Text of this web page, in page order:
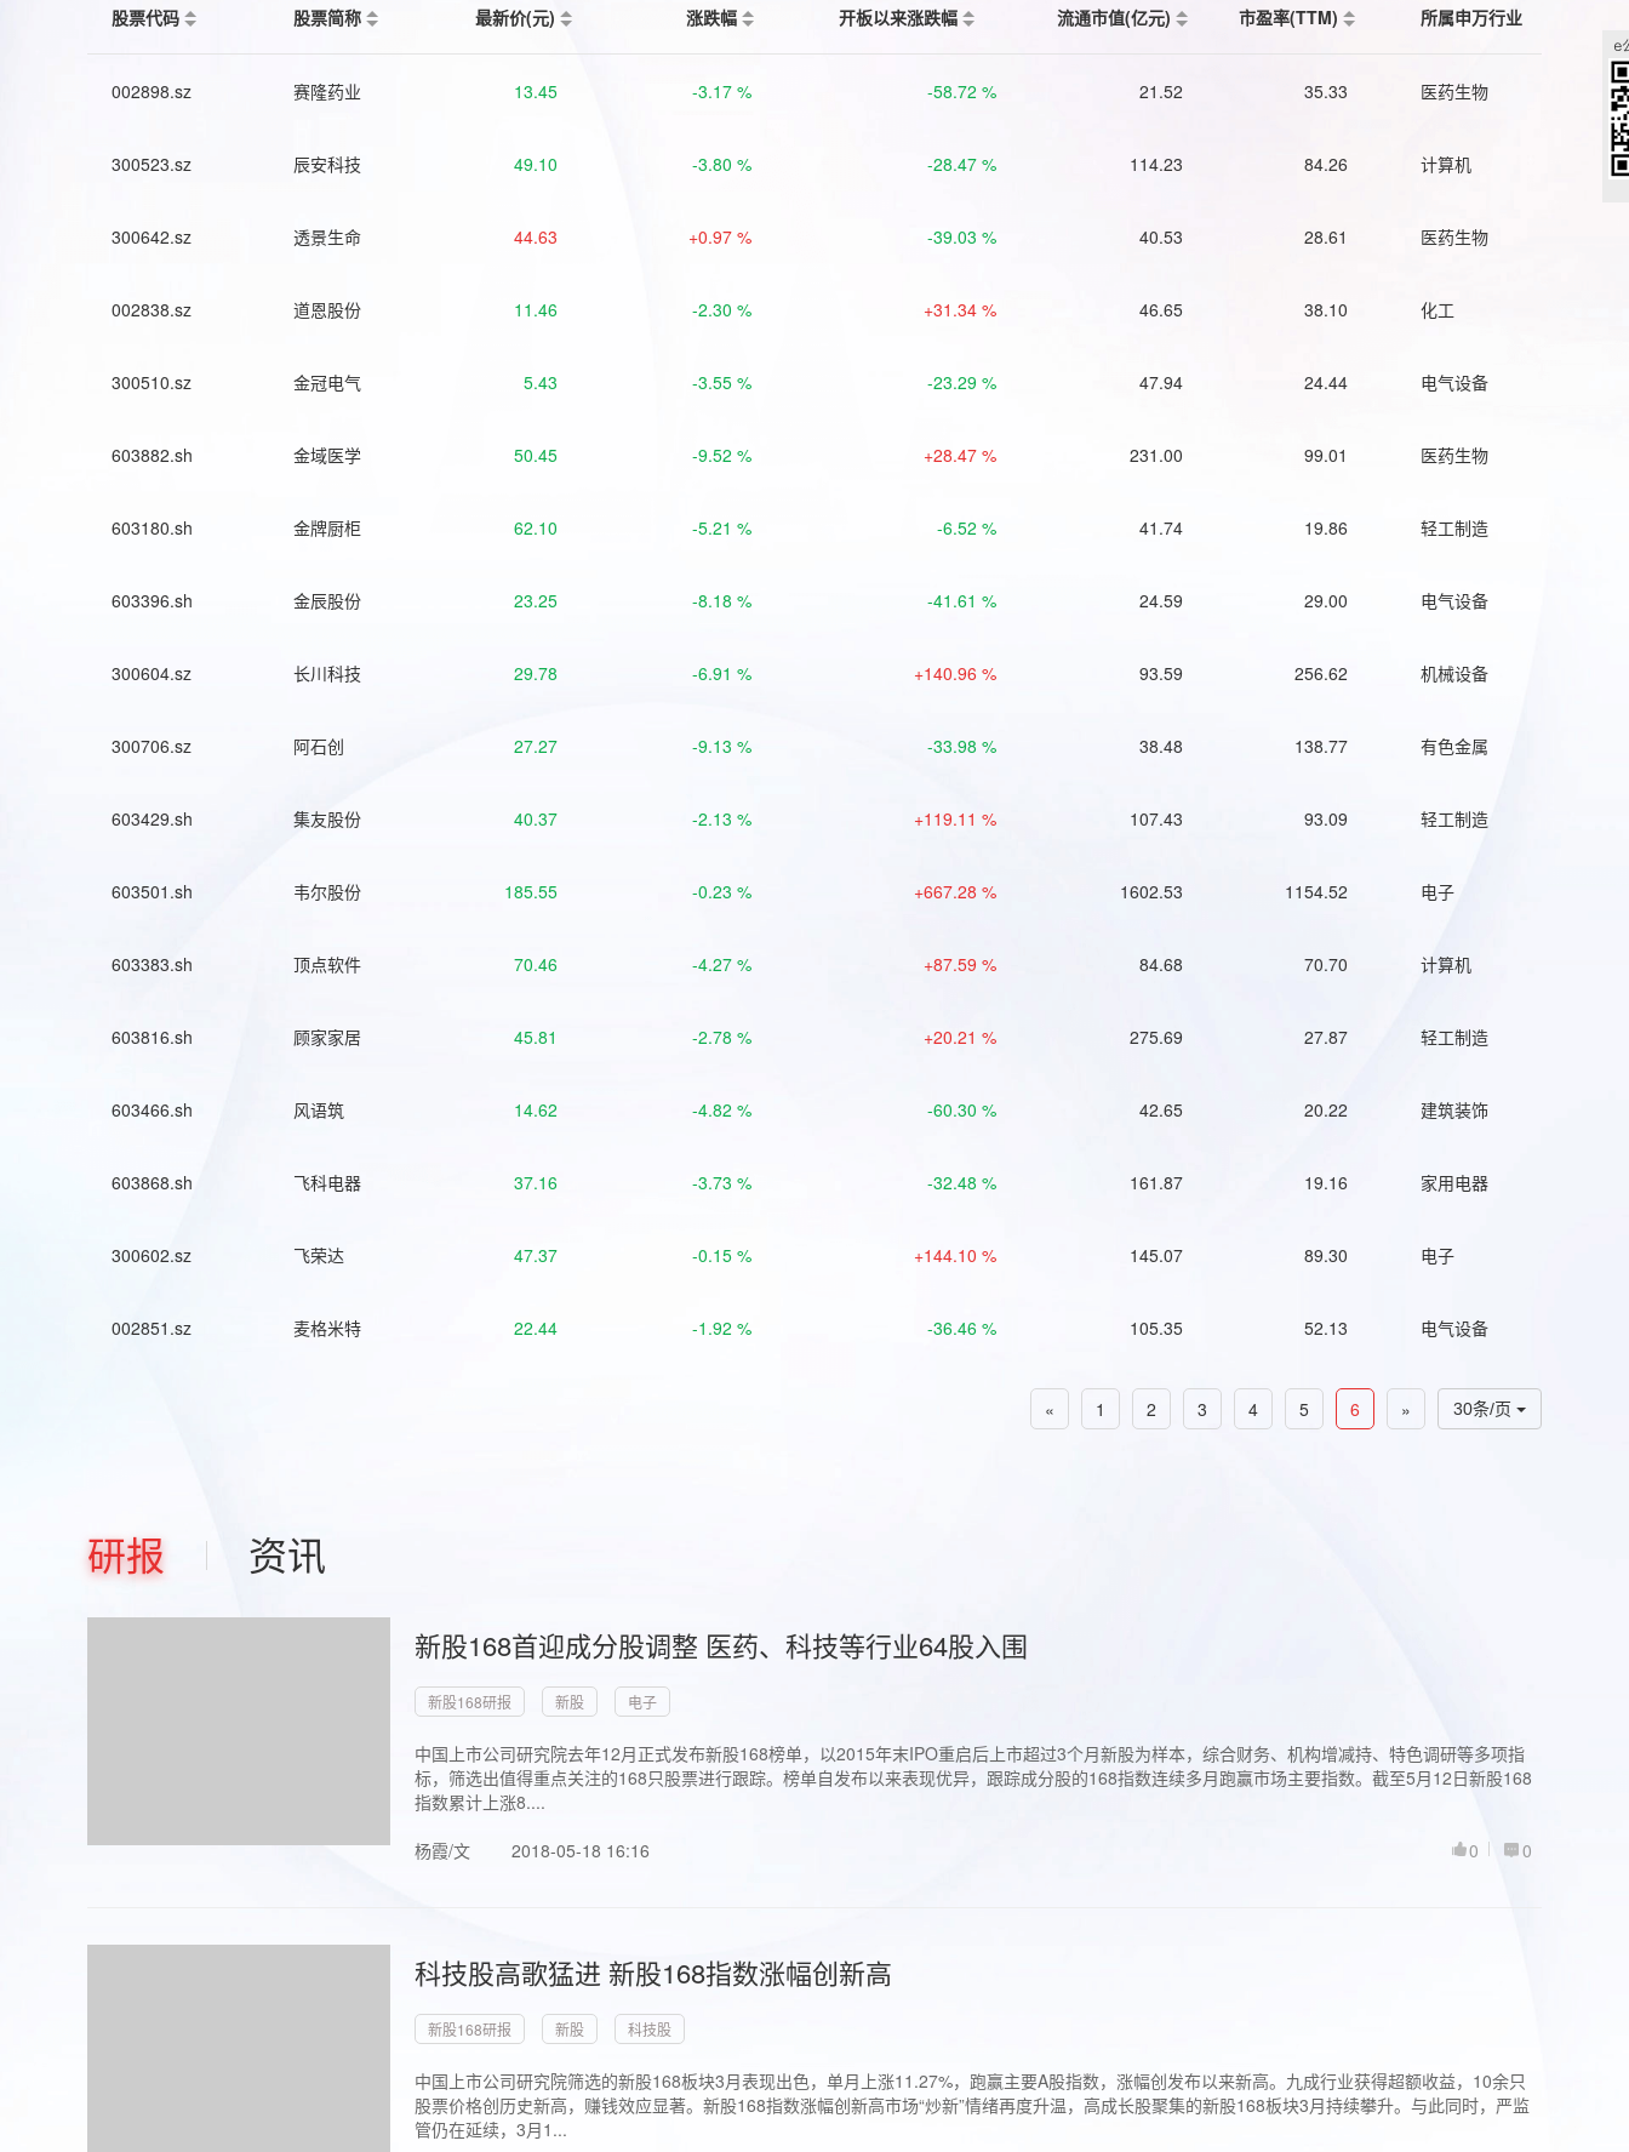
股票代码
股票简称 最新价(元) 涨跌幅 开板以来涨跌幅 流通市值(亿元) 市盈率(TTM) 所属申万行业
002898.sz 赛隆药业 13.45 -3.17 % -58.72 % 21.52 35.33 医药生物
300523.sz 辰安科技 49.10 -3.80 % -28.47 % 114.23 84.26 计算机
300642.sz 透景生命 44.63 +0.97 % -39.03 % 40.53 28.61 医药生物
002838.sz 道恩股份 11.46 -2.30 % +31.34 % 46.65 38.10 化工
300510.sz 金冠电气 5.43 -3.55 % -23.29 % 47.94 24.44 电气设备
603882.sh 金域医学 50.45 -9.52 % +28.47 % 231.00 99.01 医药生物
603180.sh 金牌厨柜 62.10 -5.21 % -6.52 % 41.74 19.86 轻工制造
603396.sh 金辰股份 23.25 -8.18 % -41.61 % 24.59 29.00 电气设备
300604.sz 长川科技 29.78 -6.91 % +140.96 % 93.59 256.62 机械设备
300706.sz 阿石创 27.27 -9.13 % -33.98 % 38.48 138.77 有色金属
603429.sh 集友股份 40.37 -2.13 % +119.11 % 107.43 93.09 轻工制造
603501.sh 韦尔股份 185.55 -0.23 % +667.28 % 1602.53 1154.52 电子
603383.sh 顶点软件 70.46 -4.27 % +87.59 % 84.68 70.70 计算机
603816.sh 顾家家居 45.81 -2.78 % +20.21 % 275.69 27.87 轻工制造
603466.sh 风语筑 14.62 -4.82 % -60.30 % 42.65 20.22 建筑装饰
603868.sh 飞科电器 37.16 -3.73 % -32.48 % 161.87 19.16 家用电器
300602.sz 飞荣达 47.37 -0.15 % +144.10 % 145.07 89.30 电子
002851.sz 麦格米特 22.44 -1.92 % -36.46 % 105.35 52.13 电气设备
30条/页
« 1 2 3 4 5 6 »
研报 资讯
新股168首迎成分股调整 医药、科技等行业64股入围
新股168研报 新股 电子
中国上市公司研究院去年12月正式发布新股168榜单，以2015年末IPO重启后上市超过3个月新股为样本，综合财务、机构增减持、特色调研等多项指
标，筛选出值得重点关注的168只股票进行跟踪。榜单自发布以来表现优异，跟踪成分股的168指数连续多月跑赢市场主要指数。截至5月12日新股168
指数累计上涨8....
杨霞/文
2018-05-18 16:16 0
0
科技股高歌猛进 新股168指数涨幅创新高
新股168研报 新股 科技股
中国上市公司研究院筛选的新股168板块3月表现出色，单月上涨11.27%，跑赢主要A股指数，涨幅创发布以来新高。九成行业获得超额收益，10余只
股票价格创历史新高，赚钱效应显著。新股168指数涨幅创新高市场“炒新”情绪再度升温，高成长股聚集的新股168板块3月持续攀升。与此同时，严监
管仍在延续，3月1...